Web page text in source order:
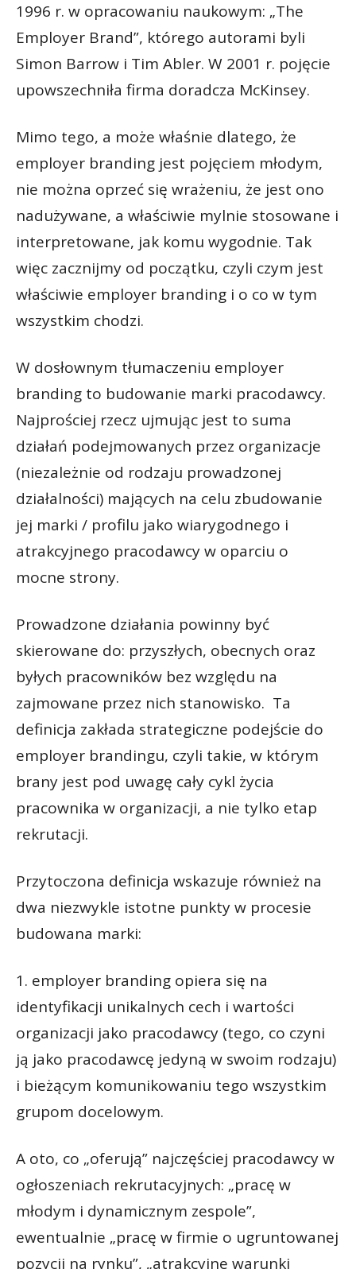
1996 r. w opracowaniu naukowym: „The
Employer Brand”, którego autorami byli
Simon Barrow i Tim Abler. W 2001 r. pojęcie
upowszechniła firma doradcza McKinsey.
Mimo tego, a może właśnie dlatego, że
employer branding jest pojęciem młodym,
nie można oprzeć się wrażeniu, że jest ono
nadużywane, a właściwie mylnie stosowane i
interpretowane, jak komu wygodnie. Tak
więc zacznijmy od początku, czyli czym jest
właściwie employer branding i o co w tym
wszystkim chodzi.
W dosłownym tłumaczeniu employer
branding to budowanie marki pracodawcy.
Najprościej rzecz ujmując jest to suma
działań podejmowanych przez organizacje
(niezależnie od rodzaju prowadzonej
działalności) mających na celu zbudowanie
jej marki / profilu jako wiarygodnego i
atrakcyjnego pracodawcy w oparciu o
mocne strony.
Prowadzone działania powinny być
skierowane do: przyszłych, obecnych oraz
byłych pracowników bez względu na
zajmowane przez nich stanowisko. Ta
definicja zakłada strategiczne podejście do
employer brandingu, czyli takie, w którym
brany jest pod uwagę cały cykl życia
pracownika w organizacji, a nie tylko etap
rekrutacji.
Przytoczona definicja wskazuje również na
dwa niezwykle istotne punkty w procesie
budowana marki:
1. employer branding opiera się na
identyfikacji unikalnych cech i wartości
organizacji jako pracodawcy (tego, co czyni
ją jako pracodawcę jedyną w swoim rodzaju)
i bieżącym komunikowaniu tego wszystkim
grupom docelowym.
A oto, co „oferują” najczęściej pracodawcy w
ogłoszeniach rekrutacyjnych: „pracę w
młodym i dynamicznym zespole”,
ewentualnie „pracę w firmie o ugruntowanej
pozycji na rynku”, „atrakcyjne warunki